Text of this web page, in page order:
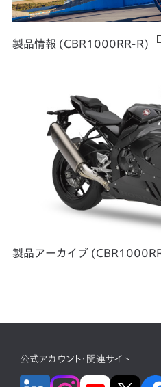
製品情報 (CBR1000RR-R)
製品アーカイブ
公式アカウント・関連サイト